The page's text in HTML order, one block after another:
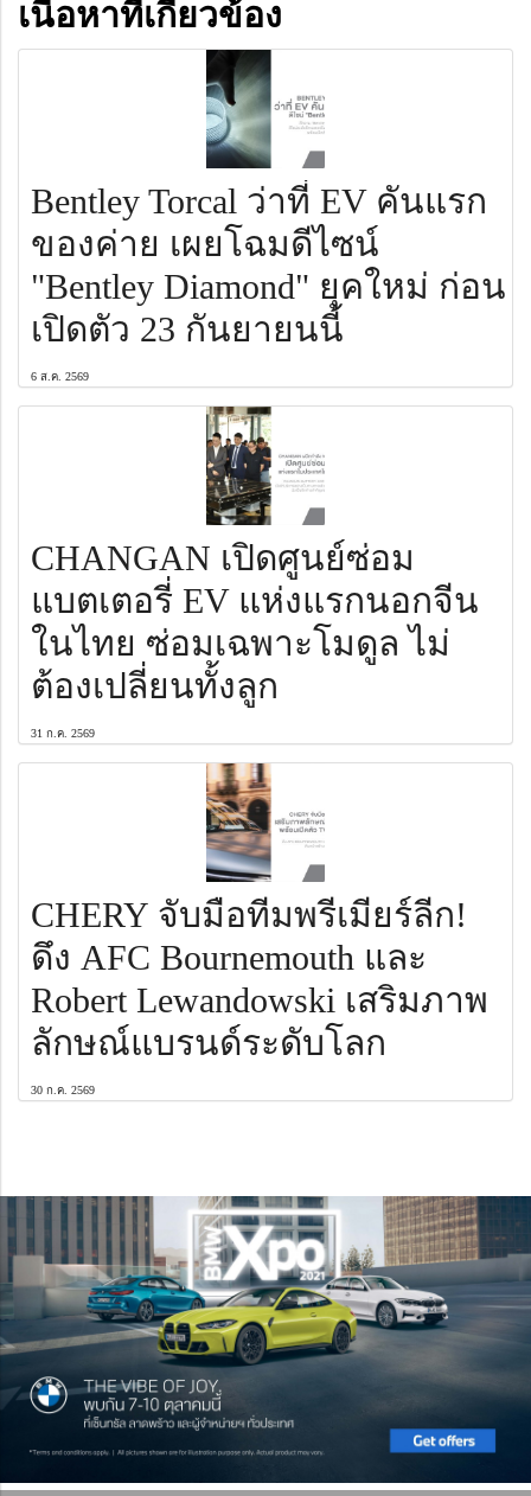
เนื้อหาที่เกี่ยวข้อง
Bentley Torcal ว่าที่ EV คันแรก
ของค่าย เผยโฉมดีไซน์
"Bentley Diamond" ยุคใหม่ ก่อน
เปิดตัว 23 กันยายนนี้
6 ส.ค. 2569
CHANGAN เปิดศูนย์ซ่อม
แบตเตอรี่ EV แห่งแรกนอกจีน
ในไทย ซ่อมเฉพาะโมดูล ไม่
ต้องเปลี่ยนทั้งลูก
31 ก.ค. 2569
CHERY จับมือทีมพรีเมียร์ลีก!
ดึง AFC Bournemouth และ
Robert Lewandowski เสริมภาพ
ลักษณ์แบรนด์ระดับโลก
30 ก.ค. 2569